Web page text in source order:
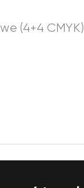
(4+4 CMYK)